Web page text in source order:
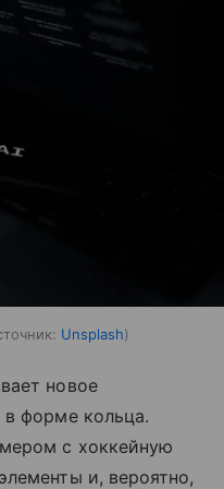
Unsplash
новое
в форме кольца.
с хоккейную
и, вероятно,